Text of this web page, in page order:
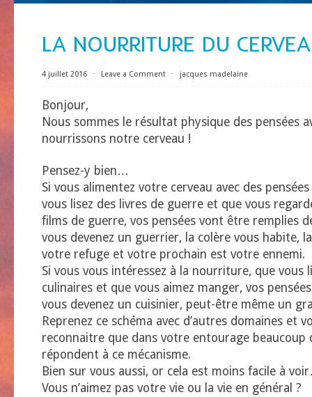
LA NOURRITURE DU
4 juillet 2016 ⋅ Leave a Comment ⋅ jacques madelaine
Bonjour,
Nous sommes le résultat physique des pensées
nourrissons notre cerveau !
Pensez-y bien…
Si vous alimentez votre cerveau avec des
vous lisez des livres de guerre et que vous
films de guerre, vos pensées vont être remplies
vous devenez un guerrier, la colère vous habite,
votre refuge et votre prochain est votre ennemi.
Si vous vous intéressez à la nourriture, que vous
culinaires et que vous aimez manger, vos
vous devenez un cuisinier, peut-être même un
Reprenez ce schéma avec d’autres domaines et
reconnaitre que dans votre entourage beaucoup
répondent à ce mécanisme.
Bien sur vous aussi, or cela est moins facile à
Vous n’aimez pas votre vie ou la vie en général ?